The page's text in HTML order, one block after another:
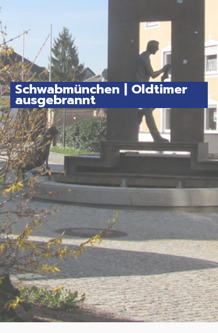
Schwabmünchen | Oldtimer
ausgebrannt